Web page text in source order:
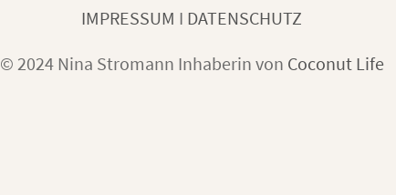
IMPRESSUM I DATENSCHUTZ
© 2024 Nina Stromann Inhaberin von Coconut Life